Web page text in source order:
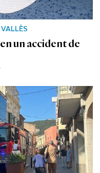
un accident de